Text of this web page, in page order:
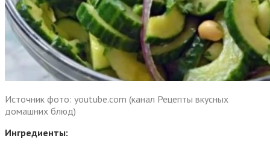
Источник фото: youtube.com (канал Рецепты вкусных
домашних блюд)
Ингредиенты: